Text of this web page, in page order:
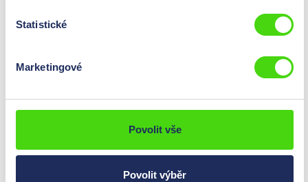
Statistické
Marketingové
Povolit vše
Povolit výběr
Barva šedá
Polyamid
Kabelová průchodka a pojistná matice HP ECO® v sadě,